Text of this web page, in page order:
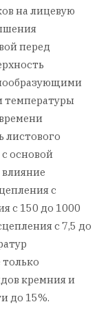
на лицевую
перед
температуры
листового
основой
с
с 150 до 1000
с 7,5 до
кремния и
до 15%.